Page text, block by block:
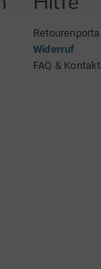
Retourenportal
Widerruf
FAQ & Kontakt